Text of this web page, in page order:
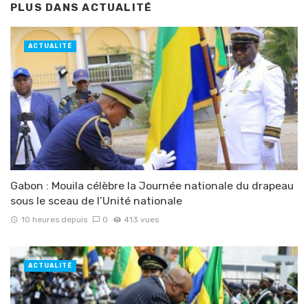
PLUS DANSACTUALITÉ
Gabon : Mouila célèbre la Journée nationale du drapeau
sous le sceau de l’Unité nationale
10 heures depuis 0 413 vues
ACTUALITÉ
ACTUALITÉ